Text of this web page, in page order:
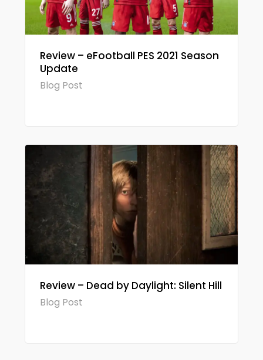
Review – eFootball PES 2021 Season
Update
Blog Post
Review – Dead by Daylight: Silent Hill
Blog Post